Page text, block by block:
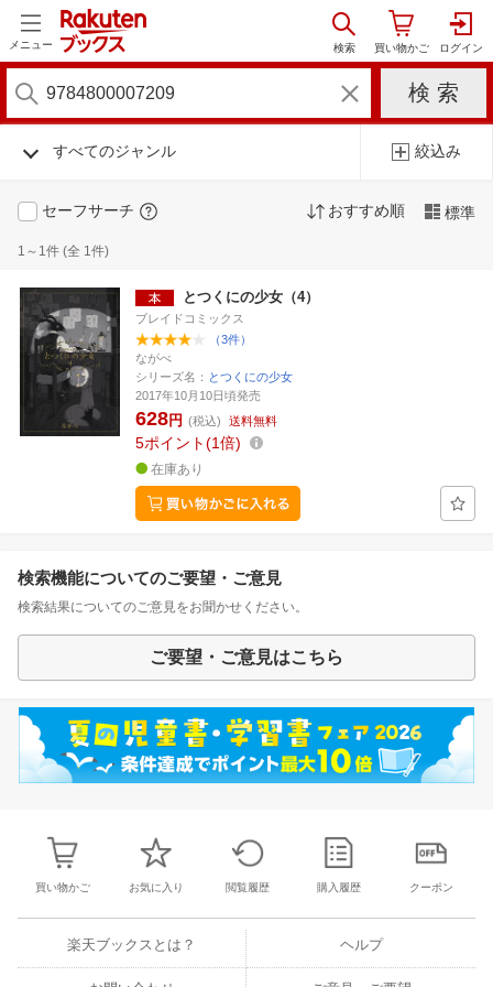
メニュー
すべてのジャンル 絞込み
セーフサーチ おすすめ順 標準
1～1件 (全 1件)
とつくにの少女（4）
ブレイドコミックス
（3件）
ながべ
シリーズ名： とつくにの少女
2017年10月10日頃発売
628円 (税込) 送料無料
5ポイント 1倍
在庫あり
検索機能についてのご要望・ご意見
検索結果についてのご意見をお聞かせください。
ご要望・ご意見はこちら
買い物かご お気に入り 閲覧履歴 購入履歴 クーポン
楽天ブックスとは？ ヘルプ